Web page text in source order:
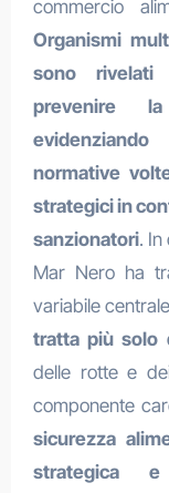
commercio
Organismi
sono rivelati
prevenire
normative
strategici in
sanzionatori. In
Mar Nero ha
variabile
tratta più solo
delle rotte e
componente
sicurezza
strategica